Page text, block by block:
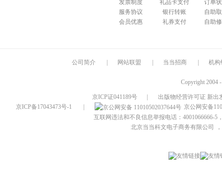
发票制度
服务协议
会员优惠
礼品卡支付
银行转账
礼券支付
订单
自助
自助
公司简介 网站联盟 当当招商 机构
Copyright 2004
京ICP证041189号
出版物经营许可证 新出
京ICP备17043473号-1
京公网安备
互联网违法和不良信息举报电话：4001066666-5
北京当当科文电子商务有限公司